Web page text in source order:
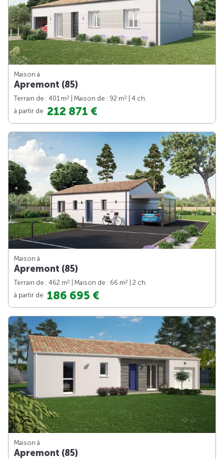
Maison à
Apremont (85)
Terrain de : 401 m2 | Maison de : 92 m2
| 4 ch.
à partir de 212 871 €
Maison à
Apremont (85)
Terrain de : 462 m2 | Maison de : 66 m2
| 2 ch.
à partir de 186 695 €
Maison à
Apremont (85)